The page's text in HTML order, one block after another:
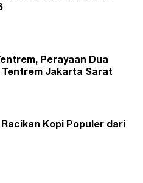
Perayaan Dua
Tentrem Jakarta Sarat
Kopi Populer dari